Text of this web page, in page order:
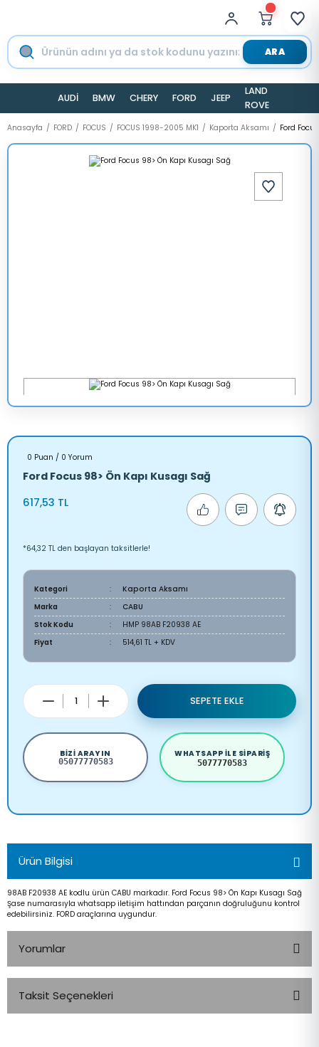
ARA
AUDİ BMW CHERY FORD JEEP
LAND
ROVER
Anasayfa FORD FOCUS FOCUS 1998-2005 MK1 Kaporta Aksamı Ford
0 Puan / 0 Yorum
Ford Focus 98> Ön Kapı Kusagı Sağ
617,53 TL
*64,32 TL den başlayan taksitlerle!
Kategori
Kaporta Aksamı
Marka
CABU
Stok Kodu
HMP 98AB F20938 AE
Fiyat
514,61 TL + KDV
SEPETE EKLE
BIZI ARAYIN
05077770583
WHATSAPP ILE SIPARIŞ
5077770583
Ürün Bilgisi
98AB F20938 AE kodlu ürün CABU markadır. Ford Focus 98> Ön Kapı Kusagı Sağ
Şase numarasıyla whatsapp iletişim hattından parçanın doğruluğunu kontrol
edebilirsiniz. FORD araçlarına uygundur.
Yorumlar
Taksit Seçenekleri